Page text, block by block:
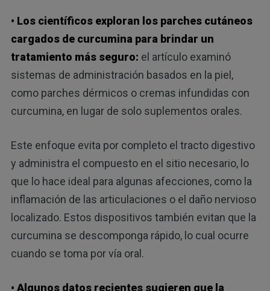
• Los científicos exploran los parches cutáneos
cargados de curcumina para brindar un
tratamiento más seguro: el artículo examinó
sistemas de administración basados en la piel,
como parches dérmicos o cremas infundidas con
curcumina, en lugar de solo suplementos orales.
Este enfoque evita por completo el tracto digestivo
y administra el compuesto en el sitio necesario, lo
que lo hace ideal para algunas afecciones, como la
inflamación de las articulaciones o el daño nervioso
localizado. Estos dispositivos también evitan que la
curcumina se descomponga rápido, lo cual ocurre
cuando se toma por vía oral.
• Algunos datos recientes sugieren que la